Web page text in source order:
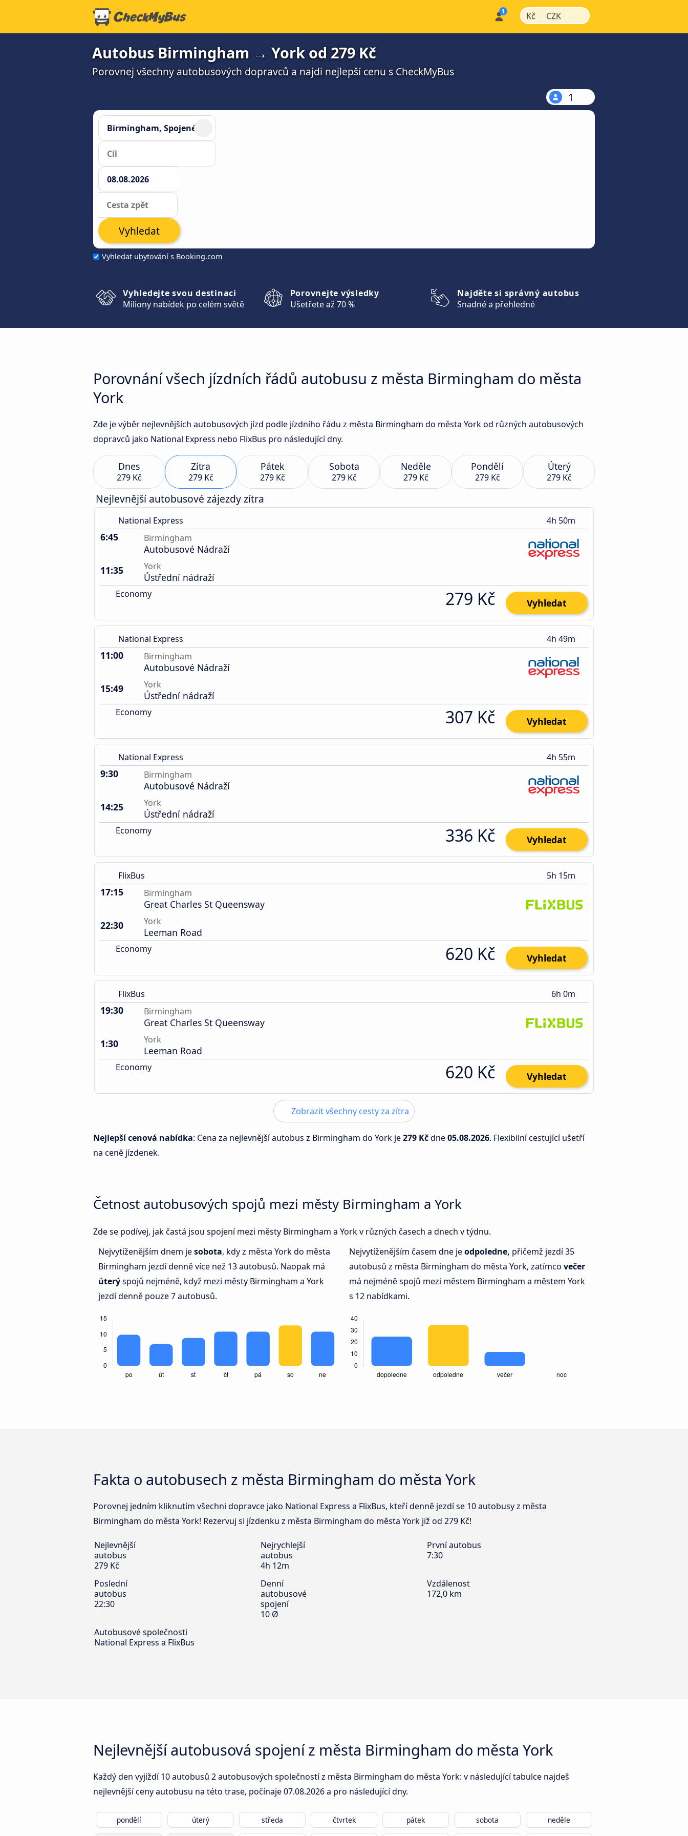
Kč | CZK |
Autobus Birmingham → York od 279 Kč
Porovnej všechny autobusových dopravců a najdi nejlepší cenu s CheckMyBus
1
Vyhledat ubytování s Booking.com
Vyhledat
Vyhledejte svou destinaci
Miliony nabídek po celém světě
Porovnejte výsledky
Ušetřete až 70 %
Najděte si správný autobus
Snadné a přehledné
Porovnání všech jízdních řádů autobusu z města Birmingham do města
York
Zde je výběr nejlevnějších autobusových jízd podle jízdního řádu z města Birmingham do města York od různých autobusových
dopravců jako National Express nebo FlixBus pro následující dny.
Dnes
279 Kč
Zítra
279 Kč
Pátek
279 Kč
Sobota
279 Kč
Neděle
279 Kč
Pondělí
279 Kč
Úterý
279 Kč
Nejlevnější autobusové zájezdy zítra
National Express 4h 50m
6:45 Birmingham
Autobusové Nádraží
11:35
York
Ústřední nádraží
Economy 279 Kč Vyhledat
National Express 4h 49m
11:00 Birmingham
Autobusové Nádraží
15:49
York
Ústřední nádraží
Economy 307 Kč Vyhledat
National Express 4h 55m
9:30 Birmingham
Autobusové Nádraží
14:25
York
Ústřední nádraží
Economy 336 Kč Vyhledat
FlixBus 5h 15m
17:15 Birmingham
Great Charles St Queensway
22:30
York
Leeman Road
Economy 620 Kč Vyhledat
FlixBus 6h 0m
19:30 Birmingham
Great Charles St Queensway
1:30
York
Leeman Road
Economy 620 Kč Vyhledat
Zobrazit všechny cesty za zítra
Nejlepší cenová nabídka: Cena za nejlevnější autobus z Birmingham do York je279 Kčdne05.08.2026. Flexibilní cestující ušetří
na ceně jízdenek.
Četnost autobusových spojů mezi městy Birmingham a York
Zde se podívej, jak častá jsou spojení mezi městy Birmingham a York v různých časech a dnech v týdnu.
Nejvytíženějším dnem jesobota, kdy z města York do města
Birmingham jezdí denně více než 13 autobusů. Naopak má
úterýspojů nejméně, když mezi městy Birmingham a York
jezdí denně pouze 7 autobusů.
Nejvytíženějším časem dne jeodpoledne, přičemž jezdí 35
autobusů z města Birmingham do města York, zatímco večer
má nejméně spojů mezi městem Birmingham a městem York
s 12 nabídkami.
Fakta o autobusech z města Birmingham do města York
Porovnej jedním kliknutím všechni dopravce jako National Express a FlixBus, kteří denně jezdí se 10 autobusy z města
Birmingham do města York! Rezervuj si jízdenku z města Birmingham do města York již od 279 Kč!
Nejlevnější
autobus
279 Kč
Nejrychlejší
autobus
4h 12m
První autobus
7:30
Poslední
autobus
22:30
Denní
autobusové
spojení
10 Ø
Vzdálenost
172,0 km
Autobusové společnosti
National Express a FlixBus
Nejlevnější autobusová spojení z města Birmingham do města York
Každý den vyjíždí 10 autobusů 2 autobusových společností z města Birmingham do města York: v následující tabulce najdeš
nejlevnější ceny autobusu na této trase, počínaje07.08.2026a pro následující dny.
pondělí úterý středa čtvrtek pátek sobota neděle